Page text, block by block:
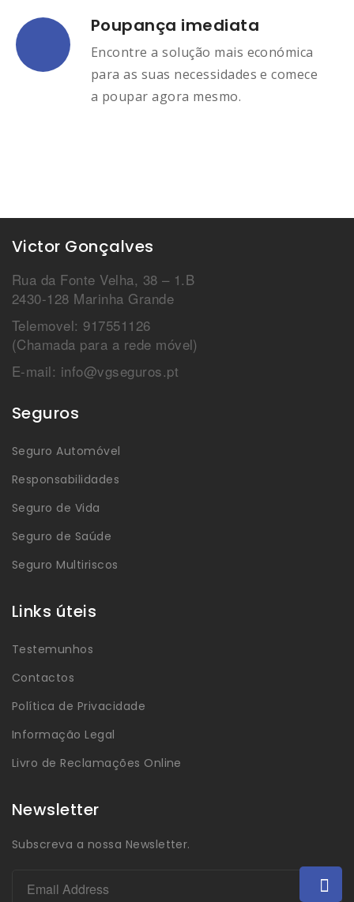
Poupança imediata
Encontre a solução mais económica
para as suas necessidades e comece
a poupar agora mesmo.
Victor Gonçalves
Rua da Fonte Velha, 38 – 1.B
2430-128 Marinha Grande
Telemovel: 917551126
(Chamada para a rede móvel)
E-mail: info@vgseguros.pt
Seguros
Seguro Automóvel
Responsabilidades
Seguro de Vida
Seguro de Saúde
Seguro Multiriscos
Links úteis
Testemunhos
Contactos
Política de Privacidade
Informação Legal
Livro de Reclamações Online
Newsletter
Subscreva a nossa Newsletter.